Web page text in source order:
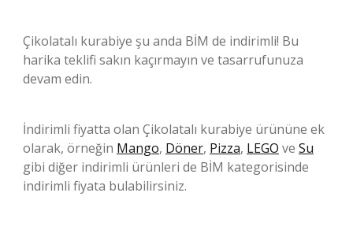
Çikolatalı kurabiye şu anda BİM de indirimli! Bu
harika teklifi sakın kaçırmayın ve tasarrufunuza
devam edin.
İndirimli fiyatta olan Çikolatalı kurabiye ürününe ek
olarak, örneğin Mango, Döner, Pizza, LEGO ve Su
gibi diğer indirimli ürünleri de BİM kategorisinde
indirimli fiyata bulabilirsiniz.